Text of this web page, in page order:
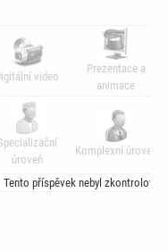
video
Prezentace a
animace
úroveň
Komplexní úroveň
Tento příspěvek nebyl